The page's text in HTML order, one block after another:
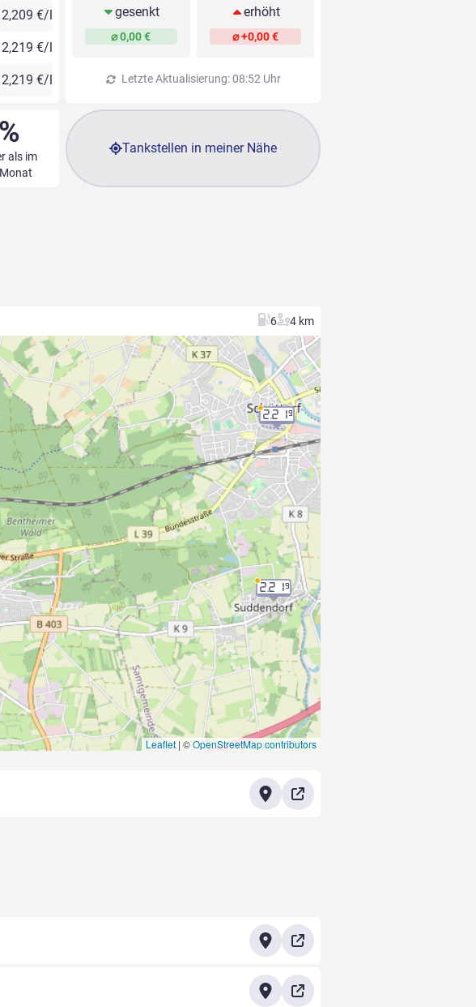
2,209 €/l
2,219 €/l
2,219 €/l
gesenkt
⌀ 0,00 €
erhöht
⌀ +0,00 €
Letzte Aktualisierung: 08:52 Uhr
als im
Tankstellen in meiner Nähe
6 4 km
2.219
2.219
Leaflet | ©OpenStreetMap contributors